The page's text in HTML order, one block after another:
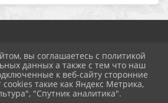
вы соглашаетесь с политикой
данных а также с тем что наш
к веб-сайту сторонние
такие как Яндекс Метрика,
"Спутник аналитика".